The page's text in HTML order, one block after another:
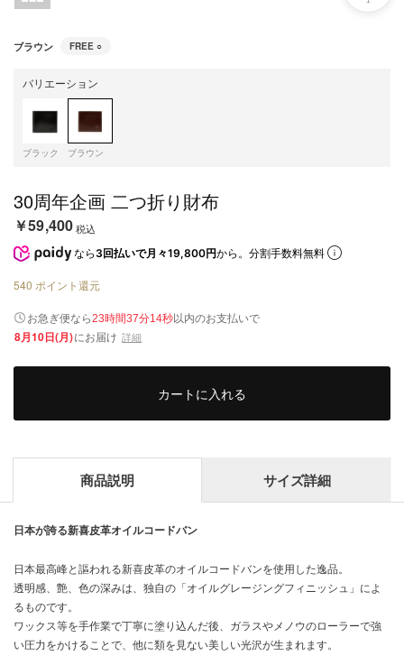
ブラウン FREE ○
バリエーション
ブラック ブラウン
30周年企画 二つ折り財布
￥59,400税込
なら 3回払いで月々19,800円から。分割手数料無料
540 ポイント還元
お急ぎ便なら23時間37分14秒以内のお支払いで
8月10日(月)にお届け 詳細
カートに入れる
商品説明 サイズ詳細
日本が誇る新喜皮革オイルコードバン
日本最高峰と謳われる新喜皮革のオイルコードバンを使用した逸品。
透明感、艶、色の深みは、独自の「オイルグレージングフィニッシュ」によ
るものです。
ワックス等を手作業で丁寧に塗り込んだ後、ガラスやメノウのローラーで強
い圧力をかけることで、他に類を見ない美しい光沢が生まれます。